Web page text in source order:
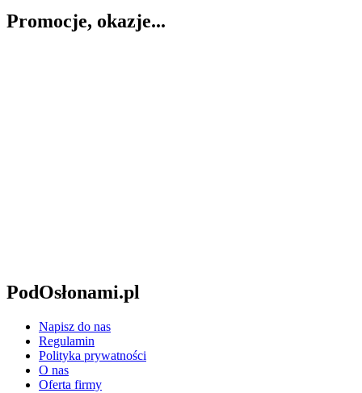
Promocje, okazje...
PodOsłonami.pl
Napisz do nas
Regulamin
Polityka prywatności
O nas
Oferta firmy